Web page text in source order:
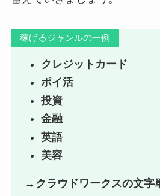
稼げるジャンルの一例
クレジットカード
ポイ活
投資
金融
英語
美容
→クラウドワークスの文字